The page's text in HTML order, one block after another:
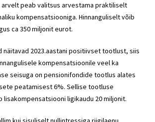
peab valitsus arvestama praktiliselt
kompensatsiooniga. Hinnanguliselt võib
ca 350 miljonit eurot.
näitavad 2023.aastani positiivset tootlust, siis
kompensatsioonile veel ka
seisuga on pensionifondide tootlus alates
peatamisest 6%. Sellise tootluse
lisakompensatsiooni ligikaudu 20 miljonit.